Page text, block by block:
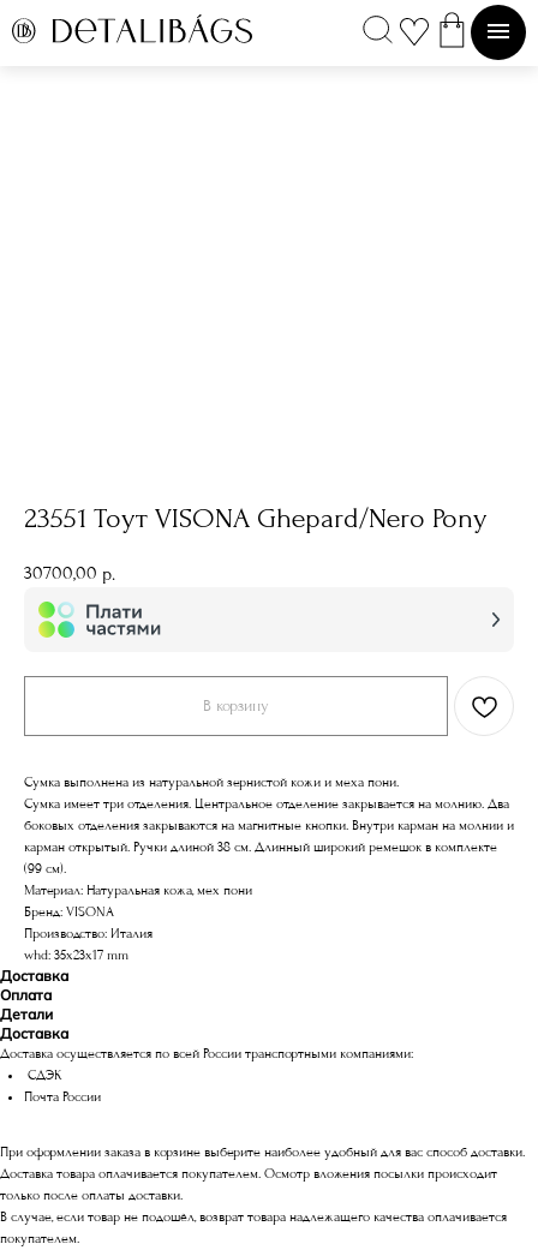
23551 Тоут VISONA Ghepard/Nero Pony
30700,00 р.
В корзину
Сумка выполнена из натуральной зернистой кожи и меха пони.
Сумка имеет три отделения. Центральное отделение закрывается на молнию. Два
боковых отделения закрываются на магнитные кнопки. Внутри карман на молнии и
карман открытый. Ручки длиной 38 см. Длинный широкий ремешок в комплекте
(99 см).
Материал: Натуральная кожа, мех пони
Бренд: VISONA
Производство: Италия
whd: 35x23x17 mm
Доставка
Оплата
Детали
Доставка
Доставка осуществляется по всей России транспортными компаниями:
СДЭК
Почта России
При оформлении заказа в корзине выберите наиболее удобный для вас способ доставки.
Доставка товара оплачивается покупателем. Осмотр вложения посылки происходит
только после оплаты доставки.
В случае, если товар не подошёл, возврат товара надлежащего качества оплачивается
покупателем.